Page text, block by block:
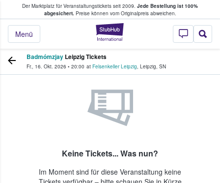
Der Marktplatz für Veranstaltungstickets seit 2009. Jede Bestellung ist 100%
abgesichert.Preise können vom Originalpreis abweichen.
StubHub - Wo
Menü
Tickets kaufen & verkaufen
Badmómzjay Leipzig Tickets
Fr., 16. Okt. 2026 • 20:00 at Felsenkeller Leipzig, Leipzig, SN
Keine Tickets... Was nun?
Im Moment sind für diese Veranstaltung keine